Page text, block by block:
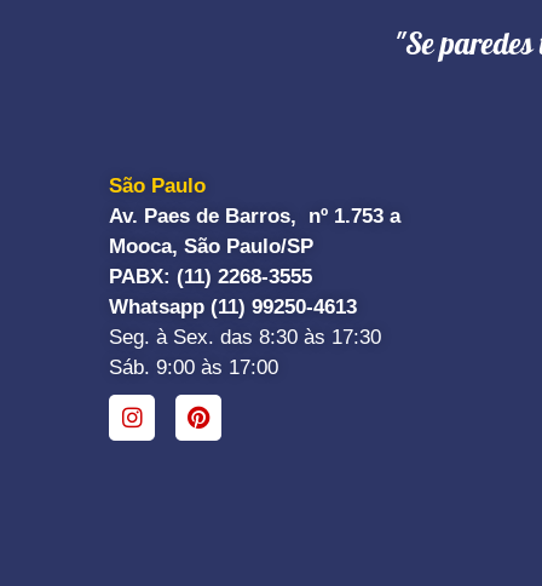
"Se
São Paulo
Av. Paes de Barros, nº 1.753 a
Mooca, São Paulo/SP
PABX: (11) 2268-3555
Whatsapp (11) 99250-4613
Seg. à Sex. das 8:30 às 17:30
Sáb. 9:00 às 17:00